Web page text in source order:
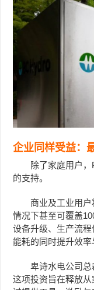
企业同样受益：
除了家庭用户
的支持。
商业及工业用
情况下甚至可覆盖
设备升级、生产流
能耗的同时提升效率
卑诗水电公司总
这项投资旨在释放